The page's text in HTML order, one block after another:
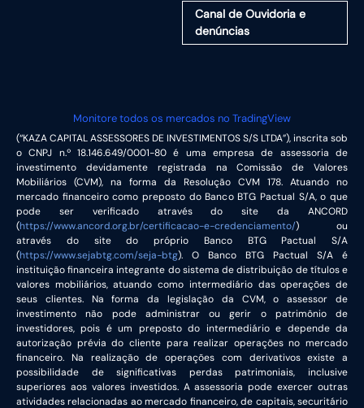
Canal de Ouvidoria e
denúncias
Monitore todos os mercados no TradingView
(“KAZA CAPITAL ASSESSORES DE INVESTIMENTOS S/S LTDA”), inscrita sob
o CNPJ n.º 18.146.649/0001-80 é uma empresa de assessoria de
investimento devidamente registrada na Comissão de Valores
Mobiliários (CVM), na forma da Resolução CVM 178. Atuando no
mercado financeiro como preposto do Banco BTG Pactual S/A, o que
pode ser verificado através do site da ANCORD
(https://www.ancord.org.br/certificacao-e-credenciamento/) ou
através do site do próprio Banco BTG Pactual S/A
(https://www.sejabtg.com/seja-btg). O Banco BTG Pactual S/A é
instituição financeira integrante do sistema de distribuição de títulos e
valores mobiliários, atuando como intermediário das operações de
seus clientes. Na forma da legislação da CVM, o assessor de
investimento não pode administrar ou gerir o patrimônio de
investidores, pois é um preposto do intermediário e depende da
autorização prévia do cliente para realizar operações no mercado
financeiro. Na realização de operações com derivativos existe a
possibilidade de significativas perdas patrimoniais, inclusive
superiores aos valores investidos. A assessoria pode exercer outras
atividades relacionadas ao mercado financeiro, de capitais, securitário